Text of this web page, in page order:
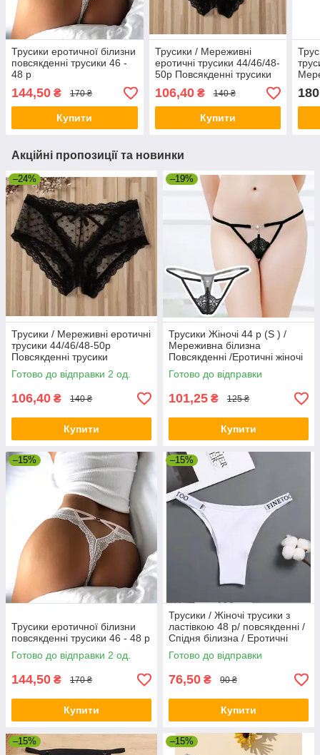
Трусики еротичної білизни
повсякденні трусики 46 -
48 р
144,50 ₴ 170 ₴
Купити
Трусики / Мереживні
еротичні трусики 44/46/48-
50р Повсякденні трусики
106,40₴ 140 ₴
Купити
180
Акційні пропозиції та новинки
–24%
Трусики / Мереживні еротичні
трусики 44/46/48-50р
Повсякденні трусики
Готово до відправки 2 од.
106,40 ₴ 140 ₴
Купити
–19%
Трусики Жіночі 44 р (S ) /
Мереживна білизна
Повсякденні /Еротичні жіночі
трусики
Готово до відправки
101,25 ₴ 125 ₴
Купити
–15%
Трусики еротичної білизни
повсякденні трусики 46 - 48 р
Готово до відправки 2 од.
144,50 ₴ 170 ₴
Купити
–15%
Трусики / Жіночі трусики з
ластівкою 48 р/ повсякденні /
Спідня білизна / Еротичні
жіночі трусики
Готово до відправки
76,50 ₴ 90 ₴
Купити
–15% –15%